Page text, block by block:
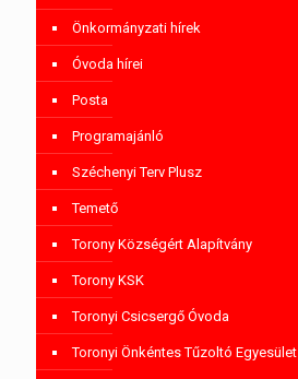
Önkormányzati hírek
Óvoda hírei
Posta
Programajánló
Széchenyi Terv Plusz
Temető
Torony Községért Alapítvány
Torony KSK
Toronyi Csicsergő Óvoda
Toronyi Önkéntes Tűzoltó Egyesület